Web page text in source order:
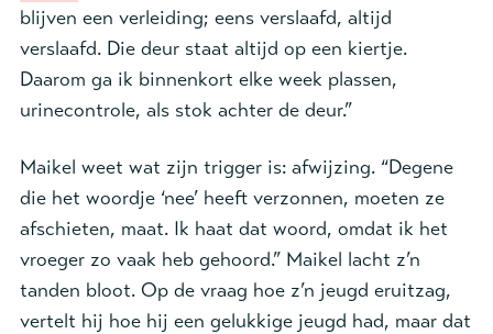
blijven een verleiding; eens verslaafd, altijd
verslaafd. Die deur staat altijd op een kiertje.
Daarom ga ik binnenkort elke week plassen,
urinecontrole, als stok achter de deur.”
Maikel weet wat zijn trigger is: afwijzing. “Degene
die het woordje ‘nee’ heeft verzonnen, moeten ze
afschieten, maat. Ik haat dat woord, omdat ik het
vroeger zo vaak heb gehoord.” Maikel lacht z’n
tanden bloot. Op de vraag hoe z’n jeugd eruitzag,
vertelt hij hoe hij een gelukkige jeugd had, maar dat